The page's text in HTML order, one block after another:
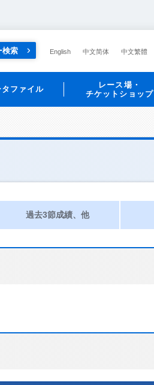
検索 English 中文简体 中文繁體
タファイル
レース場・
チケットショップ
過去3節成績、他